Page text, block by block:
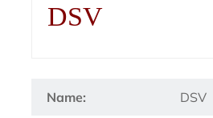
DSV
Name: DSV